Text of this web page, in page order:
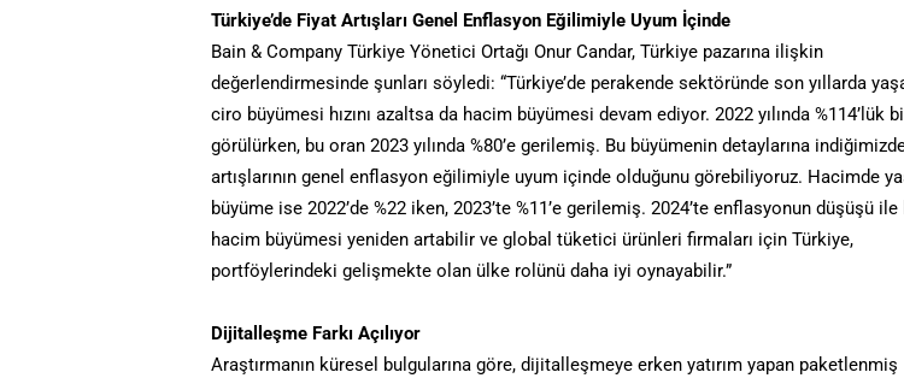
Türkiye’de Fiyat Artışları Genel Enflasyon Eğilimiyle Uyum İçinde
Bain & Company Türkiye Yönetici Ortağı Onur Candar, Türkiye pazarına ilişkin
değerlendirmesinde şunları söyledi: “Türkiye’de perakende sektöründe son yıllarda
ciro büyümesi hızını azaltsa da hacim büyümesi devam ediyor. 2022 yılında %114’lük
görülürken, bu oran 2023 yılında %80’e gerilemiş. Bu büyümenin detaylarına
artışlarının genel enflasyon eğilimiyle uyum içinde olduğunu görebiliyoruz. Hacimde
büyüme ise 2022’de %22 iken, 2023’te %11’e gerilemiş. 2024’te enflasyonun düşüşü
hacim büyümesi yeniden artabilir ve global tüketici ürünleri firmaları için Türkiye,
portföylerindeki gelişmekte olan ülke rolünü daha iyi oynayabilir.”
Dijitalleşme Farkı Açılıyor
Araştırmanın küresel bulgularına göre, dijitalleşmeye erken yatırım yapan paketlenmiş